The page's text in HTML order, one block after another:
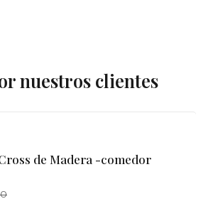
nuestros clientes
de Madera -comedor